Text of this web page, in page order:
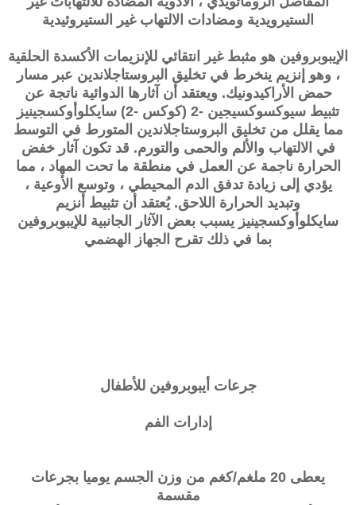
الستيرويدية ومضادات الالتهاب غير الستيروئيدية
الإيبوبروفين هو مثبط غير انتقائي للإنزيمات الأكسدة الحلقية
، وهو إنزيم ينخرط في تخليق البروستاجلاندين عبر مسار
حمض الأراكيدونيك. ويعتقد أن آثارها الدوائية ناتجة عن
تثبيط سيوكسوكسيجين -2 (كوكس -2) سايكلوأوكسجينيز
مما يقلل من تخليق البروستاجلاندين المتورط في التوسط
في الالتهاب والألم والحمى والتورم. قد تكون آثار خفض
الحرارة ناجمة عن العمل في منطقة ما تحت المهاد ، مما
يؤدي إلى زيادة تدفق الدم المحيطي ، وتوسع الأوعية ،
وتبديد الحرارة اللاحق. يُعتقد أن تثبيط أنزيم
سايكلوأوكسجينيز يسبب بعض الآثار الجانبية للإيبوبروفين
بما في ذلك تقرح الجهاز الهضمي
جرعات أيبوبروفين للأطفال
إدارات الفم
يعطى 20 ملغم/كغم
من وزن الجسم يوميا بجرعات
مقسمة